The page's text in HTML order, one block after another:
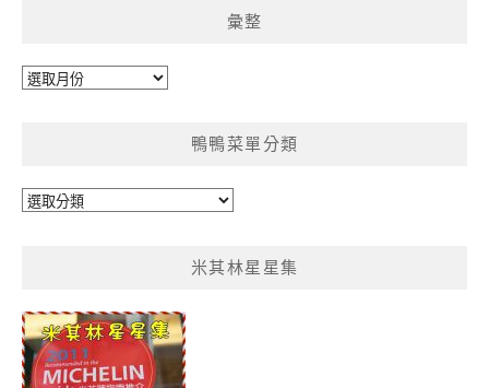
彙整
彙
鴨鴨菜單分類
鴨
類
米其林星星集